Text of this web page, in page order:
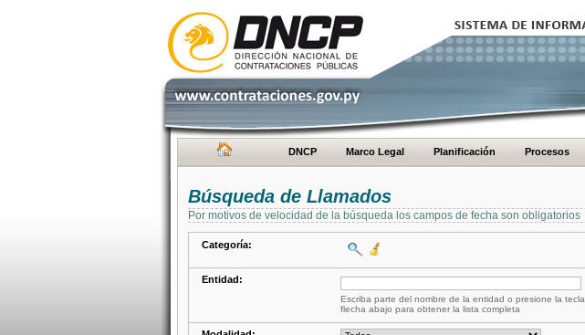
DNCP Marco Legal Planificación Procesos
Búsqueda de Llamados
Por motivos de velocidad de la búsqueda los campos de fecha son obligatorios
Categoría:
Entidad:
Escriba parte del nombre de la entidad o presione la tecla
flecha abajo para obtener la lista completa